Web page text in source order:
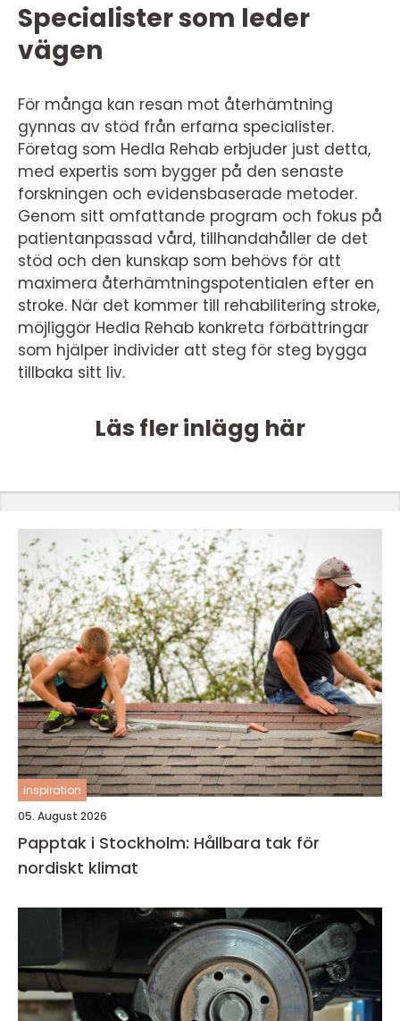
Specialister som leder
vägen
För många kan resan mot återhämtning
gynnas av stöd från erfarna specialister.
Företag som Hedla Rehab erbjuder just detta,
med expertis som bygger på den senaste
forskningen och evidensbaserade metoder.
Genom sitt omfattande program och fokus på
patientanpassad vård, tillhandahåller de det
stöd och den kunskap som behövs för att
maximera återhämtningspotentialen efter en
stroke. När det kommer till rehabilitering stroke,
möjliggör Hedla Rehab konkreta förbättringar
som hjälper individer att steg för steg bygga
tillbaka sitt liv.
Läs fler inlägg här
inspiration
05. August 2026
Papptak i Stockholm: Hållbara tak för
nordiskt klimat